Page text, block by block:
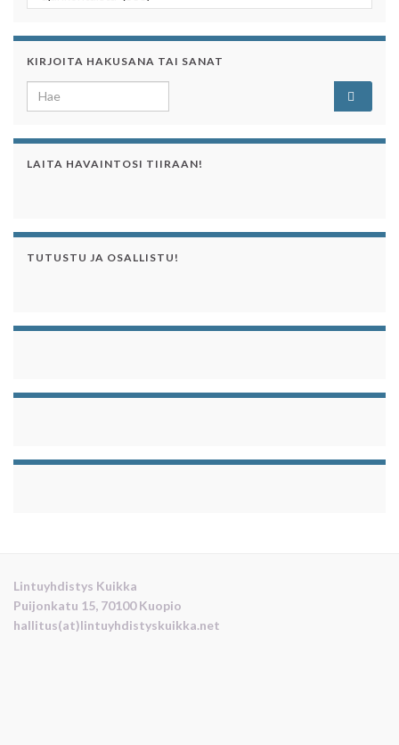
KIRJOITA HAKUSANA TAI SANAT
Search for:
LAITA HAVAINTOSI TIIRAAN!
TUTUSTU JA OSALLISTU!
Lintuyhdistys Kuikka
Puijonkatu 15, 70100 Kuopio
hallitus(at)lintuyhdistyskuikka.net